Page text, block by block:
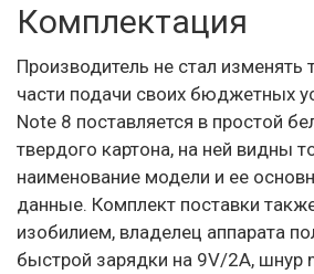
Комплектация
Производитель не стал изменять
части подачи своих бюджетных
Note 8 поставляется в простой
твердого картона, на ней видны
наименование модели и ее
данные. Комплект поставки
изобилием, владелец аппарата
быстрой зарядки на 9V/2A, шнур